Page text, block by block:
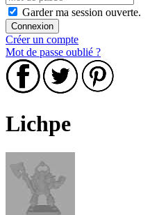
Garder ma session ouverte.
Créer un compte
Mot de passe oublié ?
Lichpe